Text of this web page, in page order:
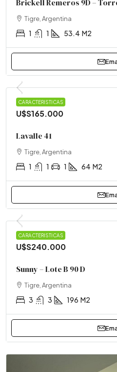
Brickell Remeros 9D –
Tigre, Argentina
1 1 53.4 M2
CARACTERISTICAS
DEPARTAMENTO
U$S165.000
Lavalle 41
Tigre, Argentina
1 1 1 64 M2
CARACTERISTICAS
CASA
U$S240.000
Sunny – Lote B 90 D
Tigre, Argentina
3 3 196 M2